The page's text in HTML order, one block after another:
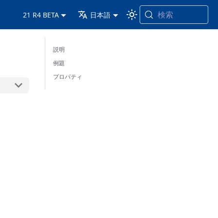
21 R4 BETA 日本語 検索
説明
例題
プロパティ